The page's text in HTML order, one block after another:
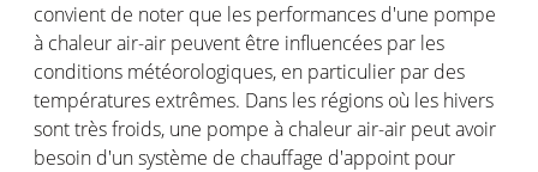
convient de noter que les performances d'une pompe
à chaleur air-air peuvent être influencées par les
conditions météorologiques, en particulier par des
températures extrêmes. Dans les régions où les hivers
sont très froids, une pompe à chaleur air-air peut avoir
besoin d'un système de chauffage d'appoint pour